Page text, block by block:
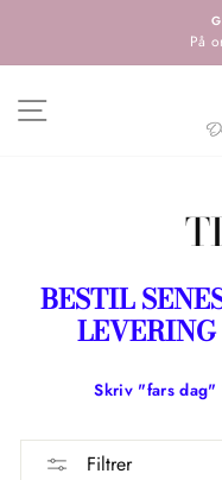
indholdet
På
BESTIL
Skriv "fars
Filtrer